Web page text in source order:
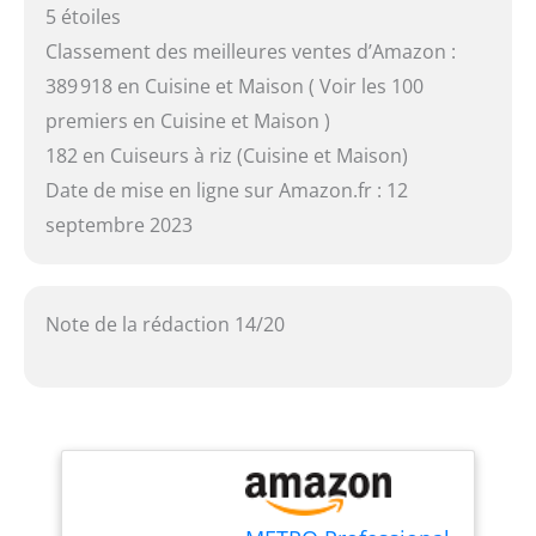
5 étoiles
Classement des meilleures ventes d’Amazon :
389 918 en Cuisine et Maison ( Voir les 100
premiers en Cuisine et Maison )
182 en Cuiseurs à riz (Cuisine et Maison)
Date de mise en ligne sur Amazon.fr : 12
septembre 2023
Note de la rédaction 14/20